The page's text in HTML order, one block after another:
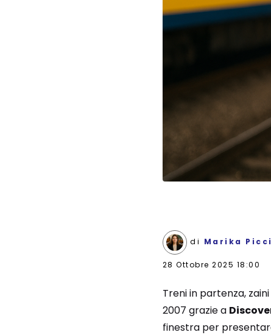
di Marika Picci
28 Ottobre 2025 18:00
Treni in partenza,
2007 grazie a
finestra per